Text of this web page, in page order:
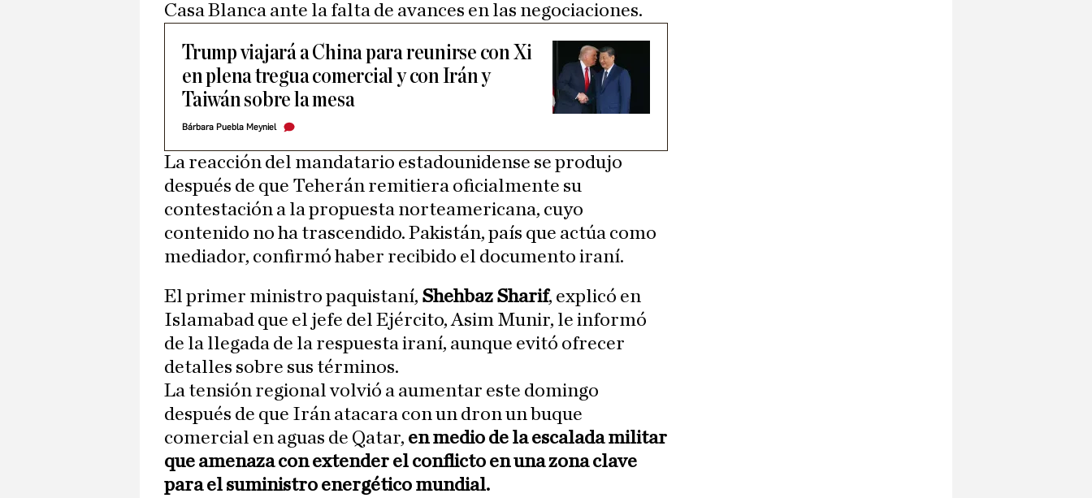
Casa Blanca ante la falta de avances en las negociaciones.
Trump viajará a China para reunirse con Xi
en plena tregua comercial y con Irán y
Taiwán sobre la mesa
Bárbara Puebla Meyniel
La reacción del mandatario estadounidense se produjo
después de que Teherán remitiera oficialmente su
contestación a la propuesta norteamericana, cuyo
contenido no ha trascendido. Pakistán, país que actúa como
mediador, confirmó haber recibido el documento iraní.
El primer ministro paquistaní, Shehbaz Sharif, explicó en
Islamabad que el jefe del Ejército, Asim Munir, le informó
de la llegada de la respuesta iraní, aunque evitó ofrecer
detalles sobre sus términos.
La tensión regional volvió a aumentar este domingo
después de que Irán atacara con un dron un buque
comercial en aguas de Qatar, en medio de la escalada militar
que amenaza con extender el conflicto en una zona clave
para el suministro energético mundial.